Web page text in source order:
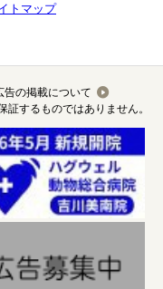
トマップ
告の掲載について
証するものではありません。